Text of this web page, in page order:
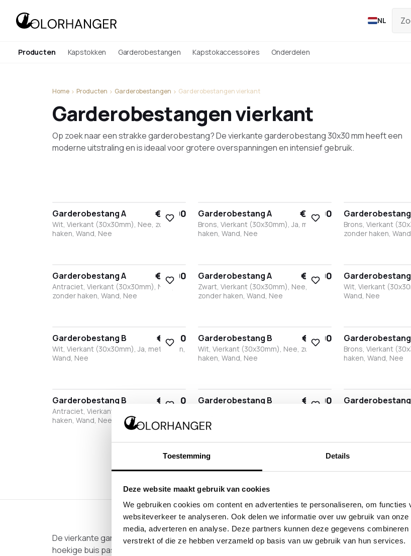
Toestemming Details
Deze website maakt gebruik van cookies
We gebruiken cookies om content en advertenties te personaliseren, om functies
websiteverkeer te analyseren. Ook delen we informatie over uw gebruik van
media, adverteren en analyse. Deze partners kunnen deze gegevens
verstrekt of die ze hebben verzameld op basis van uw gebruik van hun services.
NL
Producten Kapstokken Garderobestangen Kapstokaccessoires Onderdelen
Home Producten Garderobestangen Garderobestangen vierkant
Garderobestangen vierkant
Op zoek naar een strakke garderobestang? De vierkante garderobestang 30x30 mm heeft een
moderne uitstraling en is ideaal voor grotere overspanningen en intensief gebruik.
Garderobestang A € 74,90
Wit, Vierkant (30x30mm), Nee, zonder
haken, Wand, Nee
Garderobestang A € 83,00
Brons, Vierkant (30x30mm), Ja, met
haken, Wand, Nee
Garderobestang
Brons, Vierkant
zonder haken,
Garderobestang A
€ 74,90
Antraciet, Vierkant (30x30mm), Nee,
zonder haken, Wand, Nee
Garderobestang A € 74,90
Zwart, Vierkant (30x30mm), Nee,
zonder haken, Wand, Nee
Garderobestang
Wit, Vierkant
Wand, Nee
Garderobestang B
€ 93,10
Wit, Vierkant (30x30mm), Ja, met haken,
Wand, Nee
Garderobestang B € 71,90
Wit, Vierkant (30x30mm), Nee, zonder
haken, Wand, Nee
Garderobestang
Brons, Vierkant
haken, Wand, Nee
Garderobestang B
€ 93,10
Antraciet, Vierkant (30x30mm), Ja, met
haken, Wand, Nee
Antraciet
Zwart
Garderobestang B € 71,90
zonder haken, Wand, Nee
WitBronsAntraciet
Zwart
Garderobestang
WitBrons
De vierkante garderobestang 30x30 mm is een strakke en robuuste variant. Door de rechte en
hoekige buis past deze perfect in moderne en industriële interieurs.